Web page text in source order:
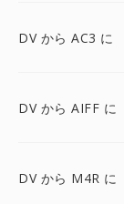
DV から AC3 に
DV から AIFF に
DV から M4R に